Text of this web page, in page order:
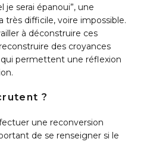
je serai épanoui”, une
très difficile, voire impossible.
à déconstruire ces
des croyances
permettent une réflexion
?
une reconversion
de se renseigner si le